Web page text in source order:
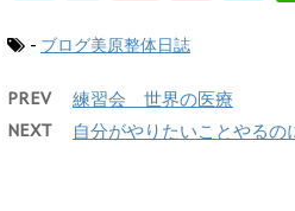
- ブログ美原整体日誌
PREV 練習会 世界の医療
NEXT 自分がやりたいことやるの